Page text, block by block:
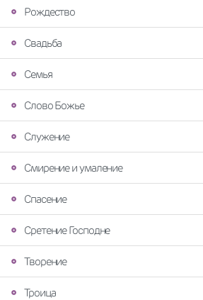
Рождество
Свадьба
Семья
Слово Божье
Служение
Смирение и умаление
Спасение
Сретение Господне
Творение
Троица